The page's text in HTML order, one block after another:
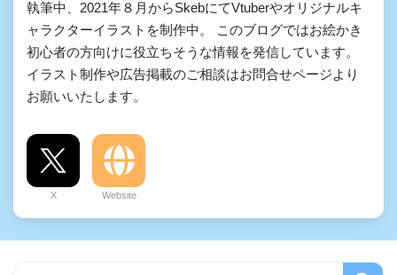
執筆中、2021年８月からSkebにてVtuberやオリジナルキ
ャラクターイラストを制作中。 このブログではお絵かき
初心者の方向けに役立ちそうな情報を発信しています。
イラスト制作や広告掲載のご相談はお問合せページより
お願いいたします。
X Website